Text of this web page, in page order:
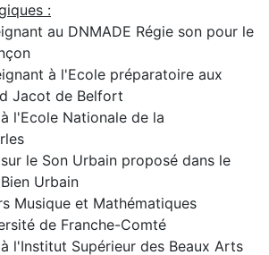
:
au DNMADE Régie son pour le
à l'Ecole préparatoire aux
Jacot de Belfort
l'Ecole Nationale de la
le Son Urbain proposé dans le
Urbain
Musique et Mathématiques
de Franche-Comté
l'Institut Supérieur des Beaux Arts